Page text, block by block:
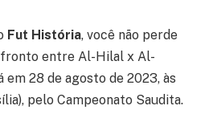
Fut História, você não perde
entre Al-Hilal x Al-
28 de agosto de 2023, às
pelo Campeonato Saudita.